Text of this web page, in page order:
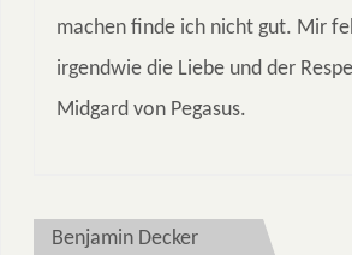
machen finde ich nicht gut. Mir
irgendwie die Liebe und der
Midgard von Pegasus.
Benjamin Decker